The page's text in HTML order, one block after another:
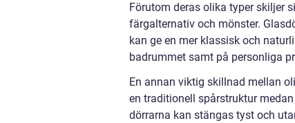
Förutom deras olika typer skiljer
färgalternativ och mönster.
kan ge en mer klassisk och
badrummet samt på personliga
En annan viktig skillnad mellan
en traditionell spårstruktur
dörrarna kan stängas tyst och